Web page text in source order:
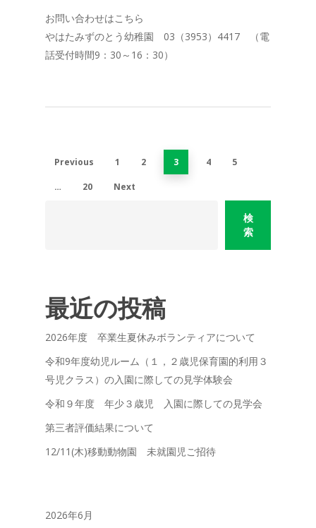
お問い合わせはこちら
やはたみずのとう幼稚園 03（3953）4417 （電
話受付時間9：30～16：30）
Previous 1 2 3 4 5
… 20 Next
検
索
最近の投稿
2026年度 卒業生夏休みボランティアについて
令和9年度幼児ルーム（１，２歳児保育園的利用３
号児クラス）の入園に際しての見学体験会
令和９年度 年少３歳児 入園に際しての見学会
第三者評価結果について
12/11(木)移動動物園 未就園児ご招待
2026年6月